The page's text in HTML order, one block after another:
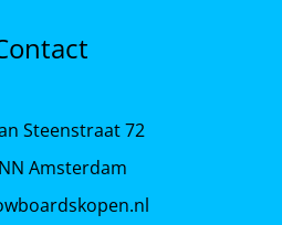
Steenstraat 72
Amsterdam